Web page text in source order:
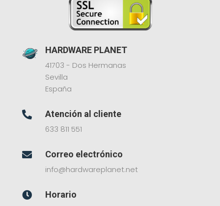
HARDWARE PLANET
41703 - Dos Hermanas
Sevilla
España

Atención al cliente
633 811 551

Correo electrónico
info@hardwareplanet.net

Horario